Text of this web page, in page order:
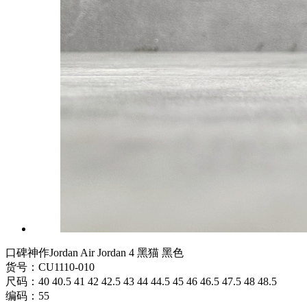
口碑神作Jordan Air Jordan 4 黑猫 黑色
货号：CU1110-010
尺码：40 40.5 41 42 42.5 43 44 44.5 45 46 46.5 47.5 48 48.5
编码：55